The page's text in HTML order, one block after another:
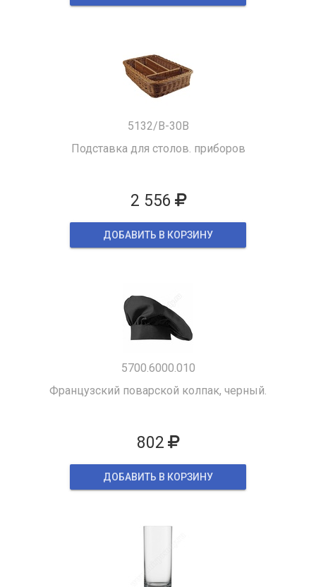
5132/B-30B
Подставка для столов. приборов
2 556
ДОБАВИТЬ В КОРЗИНУ
5700.6000.010
Французский поварской колпак, черный.
802
ДОБАВИТЬ В КОРЗИНУ